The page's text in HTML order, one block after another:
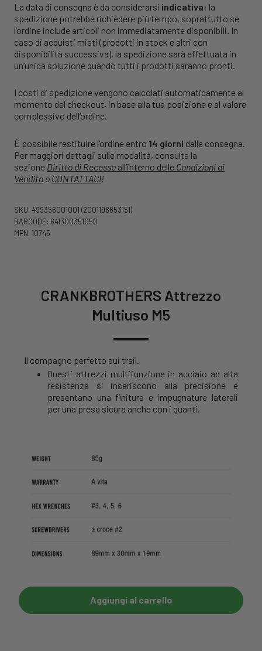
La data di consegna è da considerarsi indicativa: la
spedizione potrebbe richiedere più tempo, soprattutto se
l’ordine include articoli non immediatamente disponibili. In
caso di acquisti misti (prodotti in stock e altri con
disponibilità successiva), la spedizione sarà effettuata in
un’unica soluzione quando tutti i prodotti saranno pronti.
I costi di spedizione vengono calcolati automaticamente al
momento del checkout, in base alla tua posizione e al valore
complessivo dell’ordine.
È possibile restituire l’ordine entro 14 giorni dalla consegna.
Per maggiori dettagli sulle modalità, consulta la
sezione Diritto di Recesso all’interno delle Condizioni di
Vendita o CONTATTACI!
SKU: 499356001001 (2001198653151)
BARCODE: 641300351050
MPN: 10745
CRANKBROTHERS Attrezzo
Multiuso M5
Il compagno perfetto sui trail.
Questi attrezzi multifunzione in acciaio ad alta
resistenza si inseriscono alla precisione e
presentano una finitura e impugnature laterali
per una presa sicura anche con i guanti.
Aggiungi al carrello